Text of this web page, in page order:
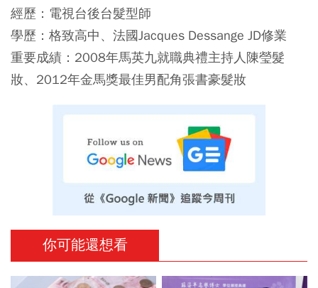
經歷：電視台後台髮型師
學歷：格致高中、法國Jacques Dessange JD修業
重要成績：2008年馬英九就職典禮主持人陳瑩髮
妝、2012年金馬獎最佳男配角張書豪髮妝
你可能還想看